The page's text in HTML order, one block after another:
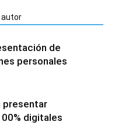
autor
de
personales
presentar
digitales